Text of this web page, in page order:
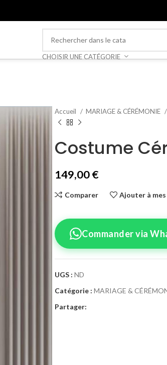
CHOISIR UNE CATÉGORIE
Accueil MARIAGE & CÉRÉMONIE
Costume
149,00€
Comparer Ajouter à
Commander via
UGS : ND
Catégorie : MARIAGE &
Partager: